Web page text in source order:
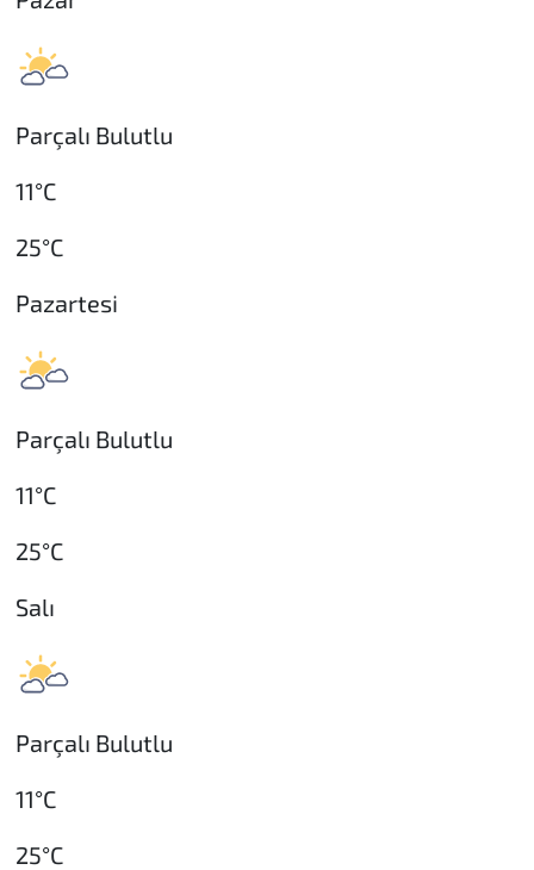
Parçalı Bulutlu
11°C
25°C
Pazartesi
Parçalı Bulutlu
11°C
25°C
Salı
Parçalı Bulutlu
11°C
25°C